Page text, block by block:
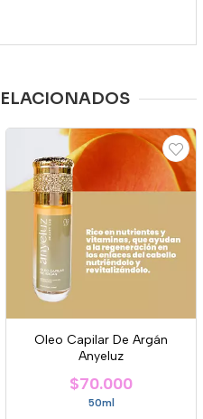
Oleo Capilar De Argán
Anyeluz
$70.000
50ml